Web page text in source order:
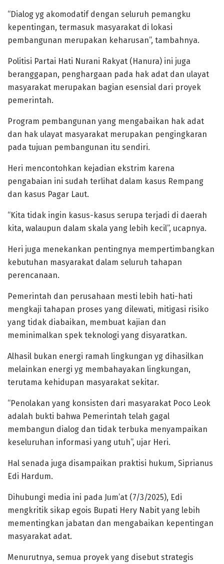
“Dialog yg akomodatif dengan seluruh pemangku
kepentingan, termasuk masyarakat di lokasi
pembangunan merupakan keharusan”, tambahnya.
Politisi Partai Hati Nurani Rakyat (Hanura) ini juga
beranggapan, penghargaan pada hak adat dan ulayat
masyarakat merupakan bagian esensial dari proyek
pemerintah.
Program pembangunan yang mengabaikan hak adat
dan hak ulayat masyarakat merupakan pengingkaran
pada tujuan pembangunan itu sendiri.
Heri mencontohkan kejadian ekstrim karena
pengabaian ini sudah terlihat dalam kasus Rempang
dan kasus Pagar Laut.
“Kita tidak ingin kasus-kasus serupa terjadi di daerah
kita, walaupun dalam skala yang lebih kecil”, ucapnya.
Heri juga menekankan pentingnya mempertimbangkan
kebutuhan masyarakat dalam seluruh tahapan
perencanaan.
Pemerintah dan perusahaan mesti lebih hati-hati
mengkaji tahapan proses yang dilewati, mitigasi risiko
yang tidak diabaikan, membuat kajian dan
meminimalkan spek teknologi yang disyaratkan.
Alhasil bukan energi ramah lingkungan yg dihasilkan
melainkan energi yg membahayakan lingkungan,
terutama kehidupan masyarakat sekitar.
“Penolakan yang konsisten dari masyarakat Poco Leok
adalah bukti bahwa Pemerintah telah gagal
membangun dialog dan tidak terbuka menyampaikan
keseluruhan informasi yang utuh”, ujar Heri.
Hal senada juga disampaikan praktisi hukum, Siprianus
Edi Hardum.
Dihubungi media ini pada Jum’at (7/3/2025), Edi
mengkritik sikap egois Bupati Hery Nabit yang lebih
mementingkan jabatan dan mengabaikan kepentingan
masyarakat adat.
Menurutnya, semua proyek yang disebut strategis